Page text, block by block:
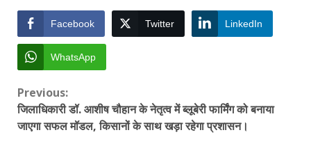
Facebook Twitter LinkedIn
WhatsApp
Continue
Reading
Previous:
जिलाधिकारी डॉ. आशीष चौहान के नेतृत्व में ब्लूबेरी फार्मिंग को बनाया
जाएगा सफल मॉडल, किसानों के साथ खड़ा रहेगा प्रशासन।